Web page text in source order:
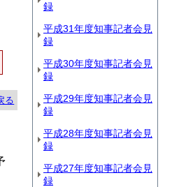
る
録
平成31年度知事記者会見
録
平成30年度知事記者会見
録
平成29年度知事記者会見
録
平成28年度知事記者会見
録
平成27年度知事記者会見
録